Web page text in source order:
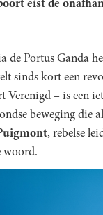
eist de
de Portus Ganda
sinds kort een
Verenigd – is een
beweging die
, rebelse
woord.